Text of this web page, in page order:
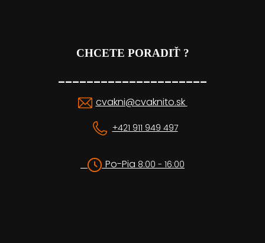
CHCETE PORADIŤ ?
_____________________
cvakni@cvaknito.sk
+421 911 949 497
Po-Pia 8:00 - 16:00